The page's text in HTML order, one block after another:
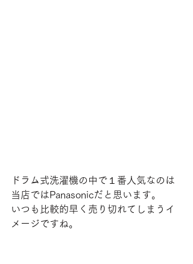
ドラム式洗濯機の中で１番人気なのは
当店ではPanasonicだと思います。
いつも比較的早く売り切れてしまうイ
メージですね。